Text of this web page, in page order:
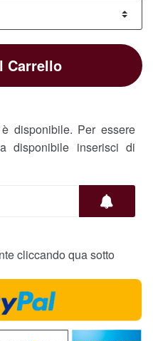
Carrello
disponibile. Per essere
disponibile inserisci di
cliccando qua sotto